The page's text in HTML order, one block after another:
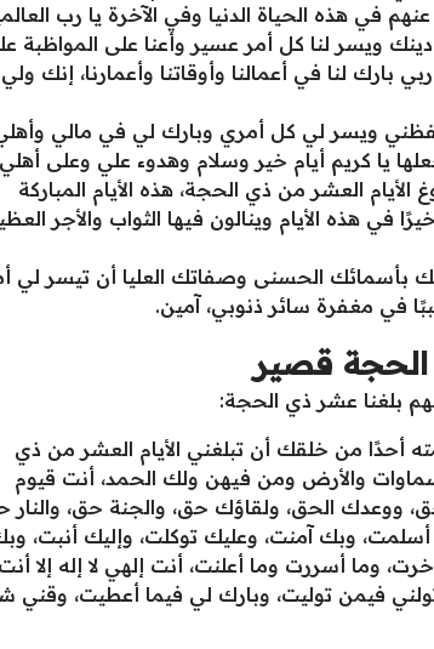
في هذه الحياة الدنيا وفي الآخرة يا رب
دينك ويسر لنا كل أمر عسير وأعنا على المواظبة
بارك لنا في أعمالنا وأوقاتنا وأعمارنا، إنك
ويسر لي كل أمري وبارك لي في مالي
يا كريم أيام خير وسلام وهدوء علي وعلى
العشر من ذي الحجة، هذه الأيام المباركة
في هذه الأيام وينالون فيها الثواب والأجر
بأسمائك الحسنى وصفاتك العليا أن تيسر لي
في مغفرة سائر ذنوبي، آمين.
الحجة قصير
بلغنا عشر ذي الحجة:
من خلقك أن تبلغني الأيام العشر من ذي
والأرض ومن فيهن ولك الحمد، أنت قيوم
ووعدك الحق، ولقاؤك حق، والجنة حق، والنار
وبك آمنت، وعليك توكلت، وإليك أنبت،
وما أسررت وما أعلنت، أنت إلهي لا إله إلا
فيمن توليت، وبارك لي فيما أعطيت، وقني